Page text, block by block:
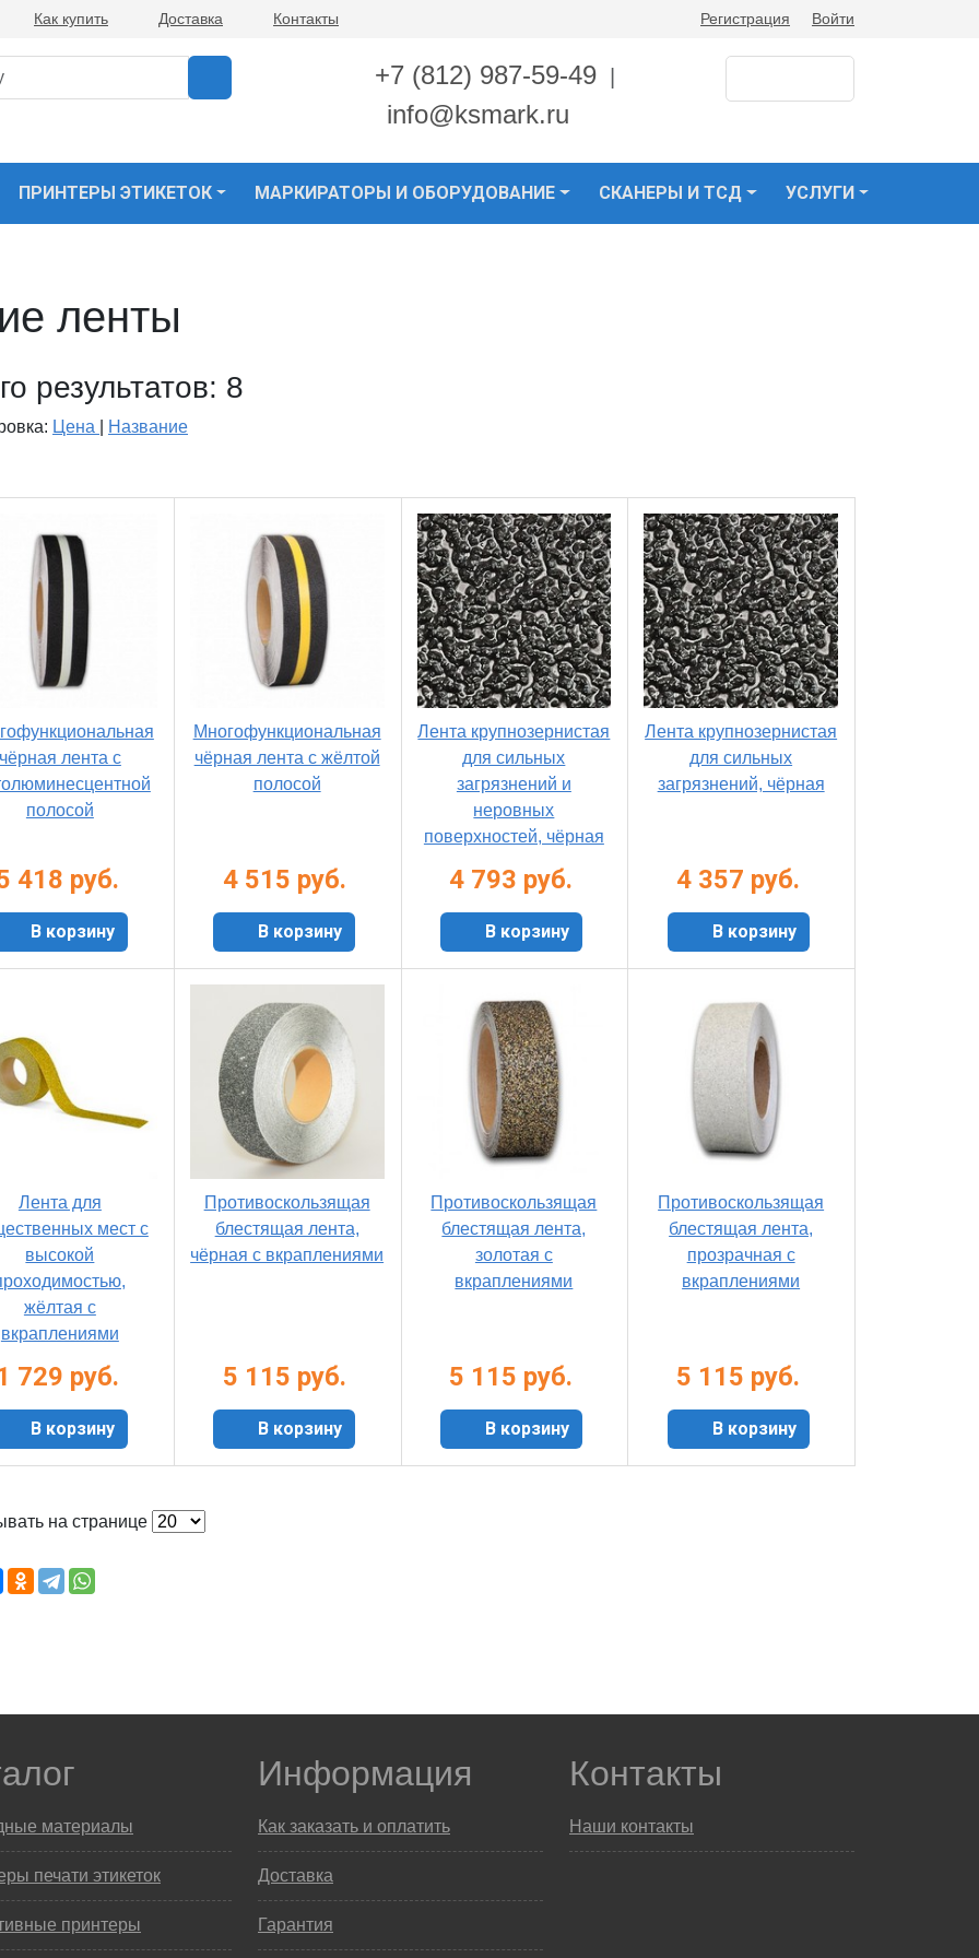
Как купить Доставка Контакты Регистрация Войти
+7 (812) 987-59-49
info@ksmark.ru
ПРИНТЕРЫ ЭТИКЕТОК МАРКИРАТОРЫ И ОБОРУДОВАНИЕ СКАНЕРЫ И ТСД УСЛУГИ
ленты
результатов: 8
Цена Название
лента с
полосой
418 руб.
В корзину
Многофункциональная
чёрная лента с жёлтой
полосой
4 515 руб.
В корзину
Лента крупнозернистая
для сильных
загрязнений и
неровных
поверхностей, чёрная
4 793 руб.
В корзину
Лента крупнозернистая
для сильных
загрязнений, чёрная
4 357 руб.
В корзину
Лента для
мест с
высокой
жёлтая с
вкраплениями
729 руб.
В корзину
Противоскользящая
блестящая лента,
чёрная с вкраплениями
5 115 руб.
В корзину
Противоскользящая
блестящая лента,
золотая с
вкраплениями
5 115 руб.
В корзину
Противоскользящая
блестящая лента,
прозрачная с
вкраплениями
5 115 руб.
В корзину
на странице
материалы
печати этикеток
принтеры
Информация
Как заказать и оплатить
Доставка
Гарантия
Контакты
Наши контакты